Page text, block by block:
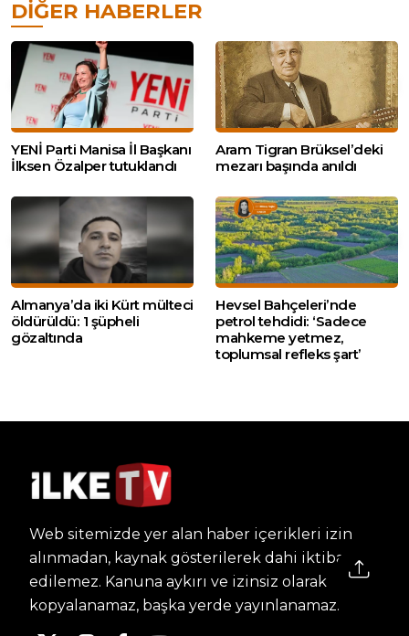
DIĞER HABERLER
YENİ Parti Manisa İl Başkanı
İlksen Özalper tutuklandı
Aram Tigran Brüksel’deki
mezarı başında anıldı
Almanya’da iki Kürt mülteci
öldürüldü: 1 şüpheli
gözaltında
Hevsel Bahçeleri’nde
petrol tehdidi: ‘Sadece
mahkeme yetmez,
toplumsal refleks şart’
Web sitemizde yer alan haber içerikleri izin
alınmadan, kaynak gösterilerek dahi iktibas
edilemez. Kanuna aykırı ve izinsiz olarak
kopyalanamaz, başka yerde yayınlanamaz.